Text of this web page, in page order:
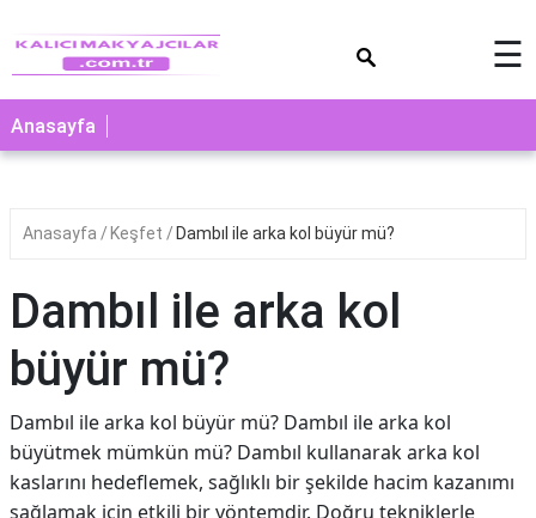
☰
Anasayfa
Anasayfa Keşfet Dambıl ile arka kol büyür mü?
Dambıl ile arka kol
büyür mü?
Dambıl ile arka kol büyür mü? Dambıl ile arka kol
büyütmek mümkün mü? Dambıl kullanarak arka kol
kaslarını hedeflemek, sağlıklı bir şekilde hacim kazanımı
sağlamak için etkili bir yöntemdir. Doğru tekniklerle